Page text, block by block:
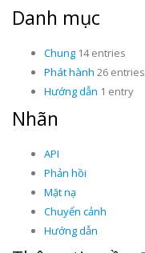
Danh mục
Chung 14 entries
Phát hành 26 entries
Hướng dẫn 1 entry
Nhãn
API
Phản hồi
Mặt nạ
Chuyển cảnh
Hướng dẫn